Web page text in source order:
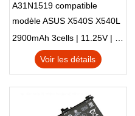
A31N1519 compatible
modèle ASUS X540S X540L
X540LA-SI302 X540SA
X540S
2900mAh 3cells | 11.25V | Li-ion ...
Voir les détails